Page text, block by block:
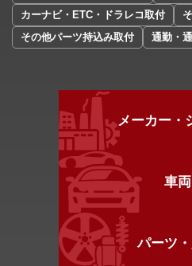
カーナビ・ETC・ドラレコ取付
その他パーツ持込み取付
通勤・
メーカー・
車両
パーツ